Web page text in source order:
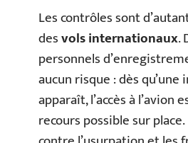
Les contrôles sont
desvols internationaux.
personnels
aucun risque : dès qu’une
apparaît, l’accès à l’avion
recours possible sur